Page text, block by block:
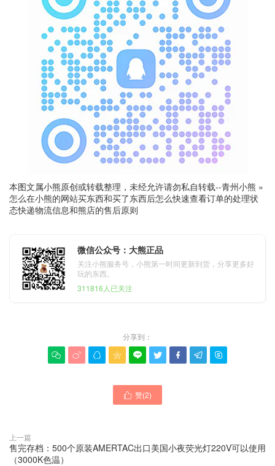
本图文属小熊原创或转载整理，未经允许请勿私自转载--青州小熊 »
怎么在小熊的网站买东西和买了东西后怎么快速查看订单的处理状
态快递物流信息和熊店的售后原则
微信公众号：大熊正品
关注小熊服务号，小熊第一时间更新到货，分享更多好
玩的东西。
311816人已关注
分享到：
        
 赞(2)
上一篇
售完存档：500个原装AMERTAC出口美国小夜荧光灯220V可以使用
（3000K色温）